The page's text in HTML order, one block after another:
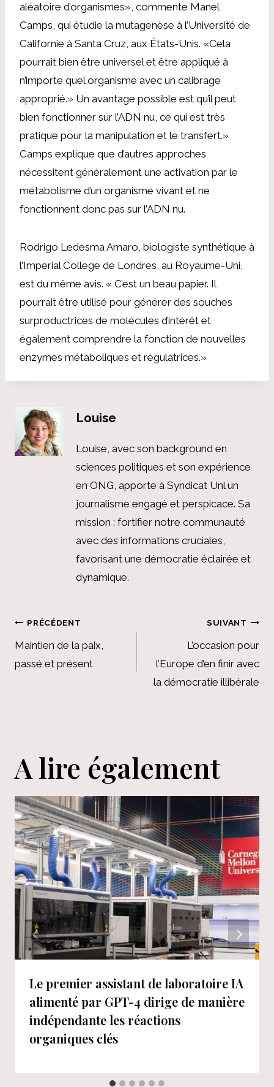
aléatoire d’organismes», commente Manel
Camps, qui étudie la mutagenèse à l’Université de
Californie à Santa Cruz, aux États-Unis. «Cela
pourrait bien être universel et être appliqué à
n’importe quel organisme avec un calibrage
approprié.» Un avantage possible est qu’il peut
bien fonctionner sur l’ADN nu, ce qui est très
pratique pour la manipulation et le transfert.»
Camps explique que d’autres approches
nécessitent généralement une activation par le
métabolisme d’un organisme vivant et ne
fonctionnent donc pas sur l’ADN nu.
Rodrigo Ledesma Amaro, biologiste synthétique à
l’Imperial College de Londres, au Royaume-Uni,
est du même avis. « C’est un beau papier. Il
pourrait être utilisé pour générer des souches
surproductrices de molécules d’intérêt et
également comprendre la fonction de nouvelles
enzymes métaboliques et régulatrices.»
Louise
Louise, avec son background en
sciences politiques et son expérience
en ONG, apporte à Syndicat Unl un
journalisme engagé et perspicace. Sa
mission : fortifier notre communauté
avec des informations cruciales,
favorisant une démocratie éclairée et
dynamique.
Navigation
de
l’article
PRÉCÉDENT
Maintien de la paix,
passé et présent
SUIVANT
L’occasion pour
l’Europe d’en finir avec
la démocratie illibérale
A lire également
Le premier assistant de laboratoire IA
alimenté par GPT-4 dirige de manière
indépendante les réactions
organiques clés